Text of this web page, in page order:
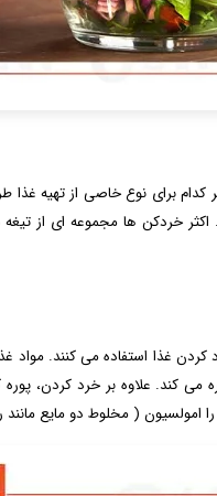
کدام برای نوع خاصی از تهیه
خردکن‌ ها مجموعه‌ ای از تیغه
غذا استفاده می کنند. مواد
کند. علاوه بر خرد کردن،
امولسیون ( مخلوط دو مایع